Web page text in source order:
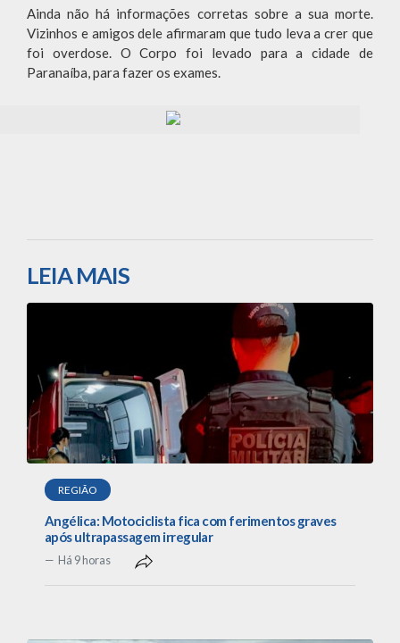
Ainda não há informações corretas sobre a sua morte.
Vizinhos e amigos dele afirmaram que tudo leva a crer que
foi overdose. O Corpo foi levado para a cidade de
Paranaíba, para fazer os exames.
LEIA MAIS
REGIÃO
Angélica: Motociclista fica com ferimentos graves
após ultrapassagem irregular
Há 9 horas